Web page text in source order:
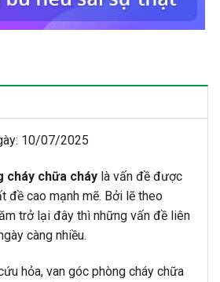
10/07/2025
cháy chữa cháy là vấn đề được
đề cao mạnh mẽ. Bởi lẽ theo
trở lại đây thì những vấn đề liên
càng nhiều.
hỏa, van góc phòng cháy chữa